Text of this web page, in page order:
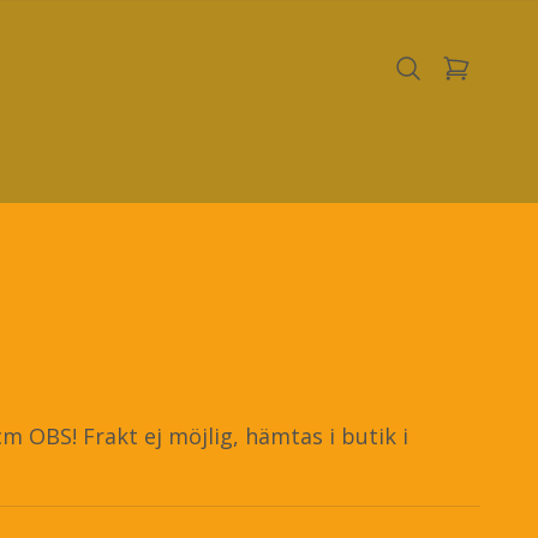
OBS! Frakt ej möjlig, hämtas i butik i